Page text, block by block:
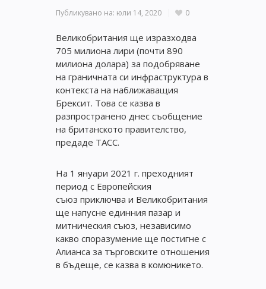
Публикувано на: юли 14, 2020 0
Великобритания ще изразходва
705 милиона лири (почти 890
милиона долара) за подобряване
на граничната си инфраструктура в
контекста на наближаващия
Брексит. Това се казва в
разпространено днес съобщение
на британското правителство,
предаде ТАСС.
На 1 януари 2021 г. преходният
период с Европейския
съюз приключва и Великобритания
ще напусне единния пазар и
митническия съюз, независимо
какво споразумение ще постигне с
Алианса за търговските отношения
в бъдеще, се казва в комюникето.